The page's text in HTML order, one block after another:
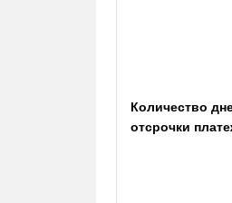
Количество
отсрочки